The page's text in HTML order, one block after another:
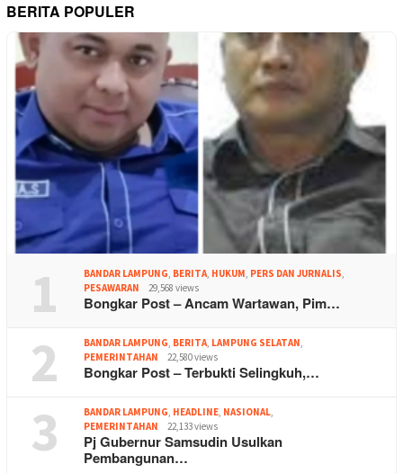
BERITA POPULER
1 BANDAR LAMPUNG, BERITA, HUKUM, PERS DAN JURNALIS,
PESAWARAN
29,568 views
Bongkar Post – Ancam Wartawan, Pim…
2 BANDAR LAMPUNG, BERITA, LAMPUNG SELATAN,
PEMERINTAHAN
22,580 views
Bongkar Post – Terbukti Selingkuh,…
3 BANDAR LAMPUNG, HEADLINE, NASIONAL,
PEMERINTAHAN
22,133 views
Pj Gubernur Samsudin Usulkan
Pembangunan…